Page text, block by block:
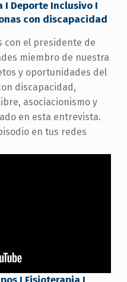
I Deporte Inclusivo I
con discapacidad
con el presidente de
miembro de nuestra
y oportunidades del
discapacidad,
asociacionismo y
en esta entrevista.
en tus redes